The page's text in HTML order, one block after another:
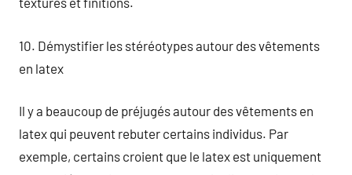
10. Démystifier les stéréotypes autour des vêtements
en latex
Il y a beaucoup de préjugés autour des vêtements en
latex qui peuvent rebuter certains individus. Par
exemple, certains croient que le latex est uniquement